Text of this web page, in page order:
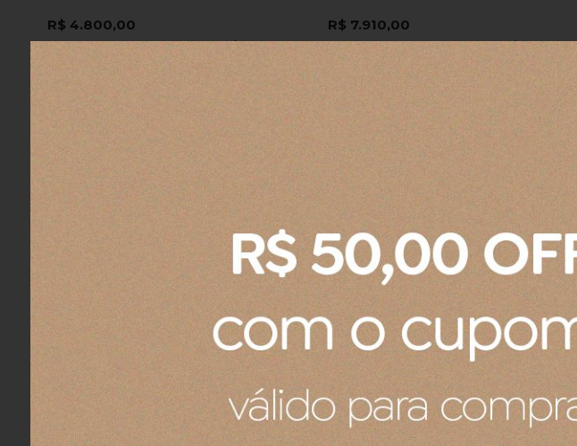
R$ 4.800,00
10x sem jurosno cartãodeR$ 480,00
R$ 4.560,00
no boleto ou pix
R$ 7.910,00
10x sem jurosno cartãodeR$ 791,00
no boleto ou pix
Jogo 2 Toalhas Lavabo Bordadas Festons
Linho Yves Delorme Paris 40 x 60 cm
Fronha Festons Yves Delorme Paris 50 x
75 cm
COMPRAR